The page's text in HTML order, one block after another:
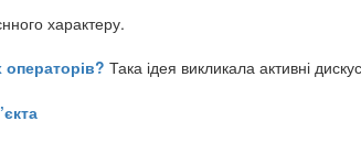
характеру.
Така ідея викликала активні